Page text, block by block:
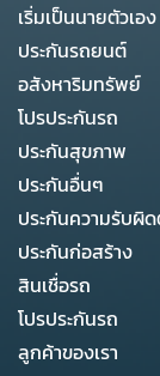
เริ่มเป็นนายตัวเอง
ประกันรถยนต์
อสังหาริมทรัพย์
โปรประกันรถ
ประกันสุขภาพ
ประกันอื่นๆ
ประกันความรับผิ
ประกันก่อสร้าง
สินเชื่อรถ
โปรประกันรถ
ลูกค้าของเรา